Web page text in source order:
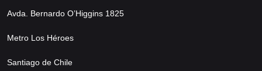
Avda. Bernardo O’Higgins 1825
Metro Los Héroes
Santiago de Chile